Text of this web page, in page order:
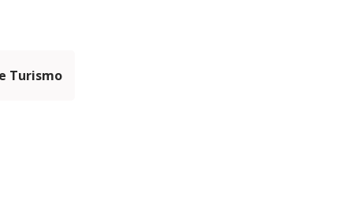
Turismo